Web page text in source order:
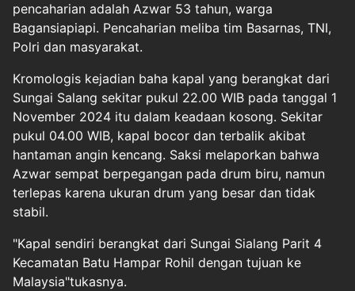
pencaharian adalah Azwar 53 tahun, warga
Bagansiapiapi. Pencaharian meliba tim Basarnas, TNI,
Polri dan masyarakat.
Kromologis kejadian baha kapal yang berangkat dari
Sungai Salang sekitar pukul 22.00 WIB pada tanggal 1
November 2024 itu dalam keadaan kosong. Sekitar
pukul 04.00 WIB, kapal bocor dan terbalik akibat
hantaman angin kencang. Saksi melaporkan bahwa
Azwar sempat berpegangan pada drum biru, namun
terlepas karena ukuran drum yang besar dan tidak
stabil.
"Kapal sendiri berangkat dari Sungai Sialang Parit 4
Kecamatan Batu Hampar Rohil dengan tujuan ke
Malaysia"tukasnya.